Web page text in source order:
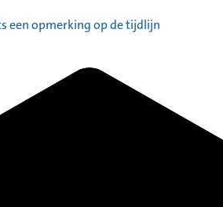
een opmerking op de tijdlijn